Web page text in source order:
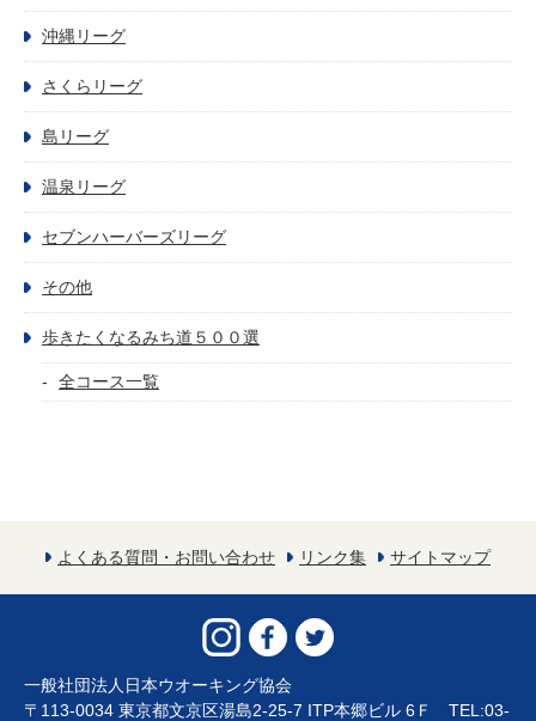
沖縄リーグ
さくらリーグ
島リーグ
温泉リーグ
セブンハーバーズリーグ
その他
歩きたくなるみち道５００選
全コース一覧
よくある質問・お問い合わせ リンク集 サイトマップ
一般社団法人日本ウオーキング協会
〒113-0034 東京都文京区湯島2-25-7 ITP本郷ビル 6Ｆ TEL:03-